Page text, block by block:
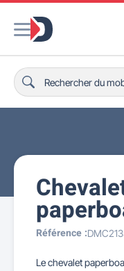
Référence :
Le chevalet